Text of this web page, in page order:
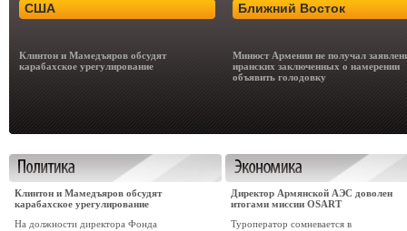
США
Клинтон и Мамедъяров обсудят
карабахское урегулирование
Ближний Восток
Минюст Армении не получал
иранских заключенных о намерении
объявить голодовку
Клинтон и Мамедъяров обсудят
карабахское урегулирование
На должности директора Фонда
Директор Армянской АЭС доволен
итогами миссии OSART
Туроператор сомневается в